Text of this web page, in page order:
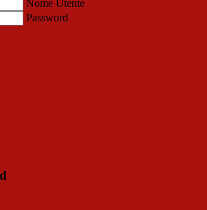
Nome Utente
Password